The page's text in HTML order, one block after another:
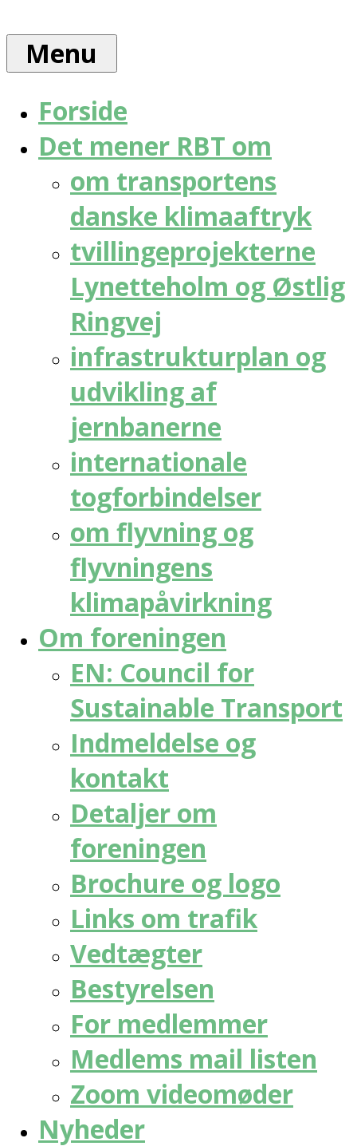
content
for
bæredygtig
trafik
Menu
Forside
Det mener RBT om
om transportens
danske klimaaftryk
tvillingeprojekterne
Lynetteholm og Østlig
Ringvej
infrastrukturplan og
udvikling af
jernbanerne
internationale
togforbindelser
om flyvning og
flyvningens
klimapåvirkning
Om foreningen
EN: Council for
Sustainable Transport
Indmeldelse og
kontakt
Detaljer om
foreningen
Brochure og logo
Links om trafik
Vedtægter
Bestyrelsen
For medlemmer
Medlems mail listen
Zoom videomøder
Nyheder